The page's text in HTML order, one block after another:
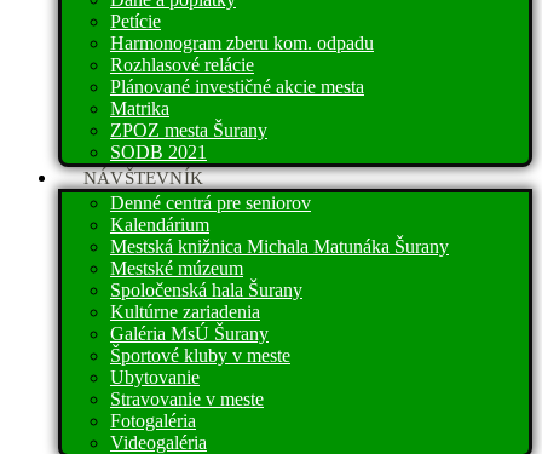
Petície
Harmonogram zberu kom. odpadu
Rozhlasové relácie
Plánované investičné akcie mesta
Matrika
ZPOZ mesta Šurany
SODB 2021
NÁVŠTEVNÍK
Denné centrá pre seniorov
Kalendárium
Mestská knižnica Michala Matunáka Šurany
Mestské múzeum
Spoločenská hala Šurany
Kultúrne zariadenia
Galéria MsÚ Šurany
Športové kluby v meste
Ubytovanie
Stravovanie v meste
Fotogaléria
Videogaléria